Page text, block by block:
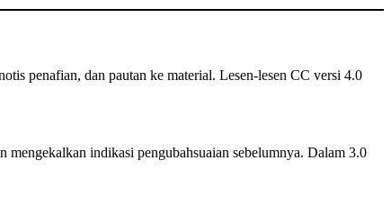
penafian, dan pautan ke material. Lesen-lesen CC versi 4.0
indikasi pengubahsuaian sebelumnya. Dalam 3.0